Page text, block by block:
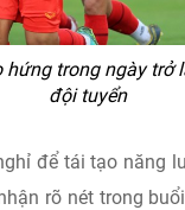
hứng trong ngày trở
đội tuyển
để tái tạo năng
rõ nét trong